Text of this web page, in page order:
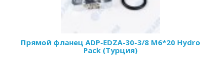
Прямой фланец ADP-EDZA-30-3/8 M6*20 Hydro
Pack (Турция)